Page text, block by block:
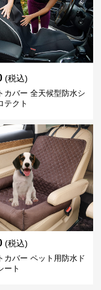
(税込)
カバー 全天候型防水シ
テクト
(税込)
カバー ペット用防水ド
ート